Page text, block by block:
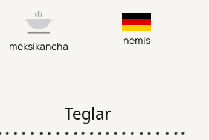
meksikancha nemis
Teglar